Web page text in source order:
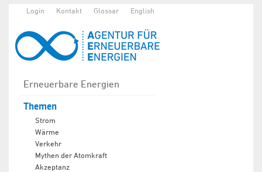
Login Kontakt Glossar English
Erneuerbare Energien
Themen
Strom
Wärme
Verkehr
Mythen der Atomkraft
Akzeptanz